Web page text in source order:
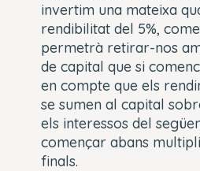
invertim una mateixa
rendibilitat del 5%,
permetrà retirar-nos
de capital que si
en compte que els
se sumen al capital
els interessos del
començar abans
finals.